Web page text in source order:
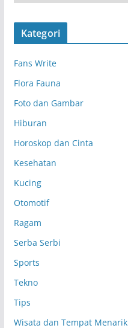
r
s
Kategori
Fans Write
Flora Fauna
Foto dan Gambar
Hiburan
Horoskop dan Cinta
Kesehatan
Kucing
Otomotif
Ragam
Serba Serbi
Sports
Tekno
Tips
Wisata dan Tempat Menarik